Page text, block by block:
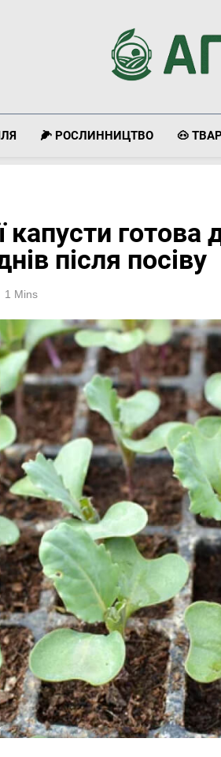
🌽 РОСЛИННИЦТВО 🐽
капусти готова
після посіву
1 Mins